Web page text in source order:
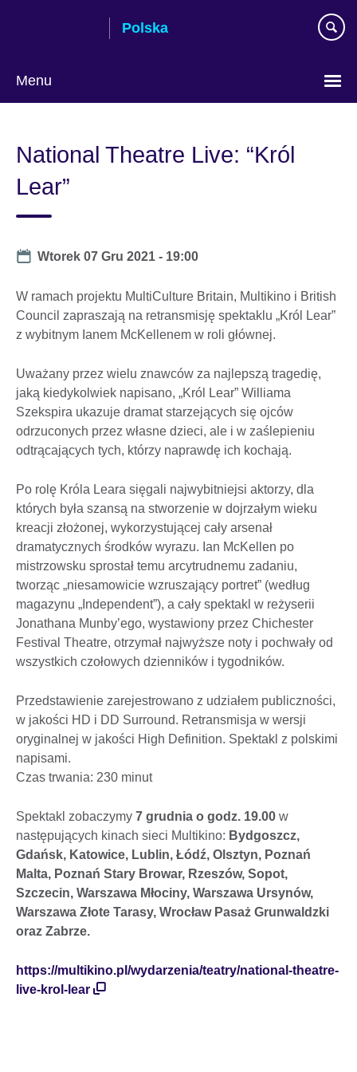
Polska
Menu
National Theatre Live: “Król
Lear”
Date
Wtorek 07 Gru 2021 - 19:00
W ramach projektu MultiCulture Britain, Multikino i British
Council zapraszają na retransmisję spektaklu „Król Lear”
z wybitnym Ianem McKellenem w roli głównej.
Uważany przez wielu znawców za najlepszą tragedię,
jaką kiedykolwiek napisano, „Król Lear” Williama
Szekspira ukazuje dramat starzejących się ojców
odrzuconych przez własne dzieci, ale i w zaślepieniu
odtrącających tych, którzy naprawdę ich kochają.
Po rolę Króla Leara sięgali najwybitniejsi aktorzy, dla
których była szansą na stworzenie w dojrzałym wieku
kreacji złożonej, wykorzystującej cały arsenał
dramatycznych środków wyrazu. Ian McKellen po
mistrzowsku sprostał temu arcytrudnemu zadaniu,
tworząc „niesamowicie wzruszający portret” (według
magazynu „Independent”), a cały spektakl w reżyserii
Jonathana Munby’ego, wystawiony przez Chichester
Festival Theatre, otrzymał najwyższe noty i pochwały od
wszystkich czołowych dzienników i tygodników.
Przedstawienie zarejestrowano z udziałem publiczności,
w jakości HD i DD Surround. Retransmisja w wersji
oryginalnej w jakości High Definition. Spektakl z polskimi
napisami.
Czas trwania: 230 minut
Spektakl zobaczymy 7 grudnia o godz. 19.00 w
następujących kinach sieci Multikino: Bydgoszcz,
Gdańsk, Katowice, Lublin, Łódź, Olsztyn, Poznań
Malta, Poznań Stary Browar, Rzeszów, Sopot,
Szczecin, Warszawa Młociny, Warszawa Ursynów,
Warszawa Złote Tarasy, Wrocław Pasaż Grunwaldzki
oraz Zabrze.
https://multikino.pl/wydarzenia/teatry/national-theatre-
live-krol-lear